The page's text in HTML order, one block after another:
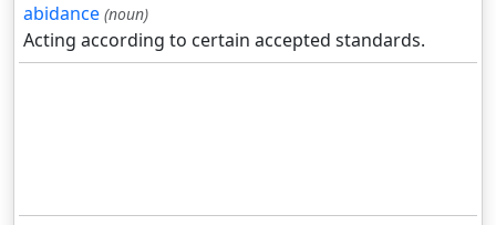
abidance (noun)
Acting according to certain accepted standards.